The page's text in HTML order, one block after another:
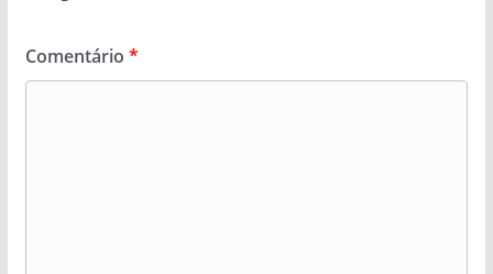
Comentário *